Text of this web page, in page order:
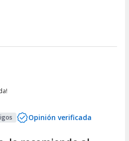
Opinión verificada